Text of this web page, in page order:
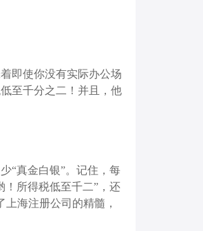
即使你没有实际办公场
至千分之二！并且，他
“真金白银”。记住，每
！所得税低至千二”，还
海注册公司的精髓，